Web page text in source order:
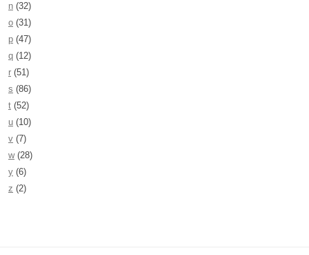
n (32)
o (31)
p (47)
q (12)
r (51)
s (86)
t (52)
u (10)
v (7)
w(28)
y (6)
z (2)